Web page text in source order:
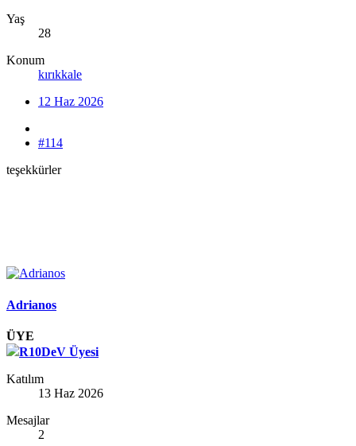
Yaş
28
Konum
kırıkkale
12 Haz 2026
#114
teşekkürler
Adrianos
ÜYE
R10DeV Üyesi
Katılım
13 Haz 2026
Mesajlar
2